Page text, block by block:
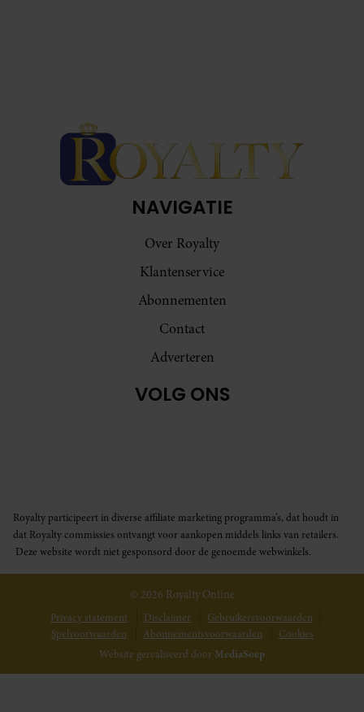
NAVIGATIE
Over Royalty
Klantenservice
Abonnementen
Contact
Adverteren
VOLG ONS
Royalty participeert in diverse affiliate marketing programma’s, dat houdt in
dat Royalty commissies ontvangt voor aankopen middels links van retailers.
Deze website wordt niet gesponsord door de genoemde webwinkels.
© 2026 Royalty Online
Privacy statement Disclaimer
Gebruikersvoorwaarden
Spelvoorwaarden
Abonnementsvoorwaarden
Cookies
Website gerealiseerd door MediaSoep